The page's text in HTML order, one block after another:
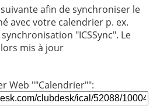
afin de synchroniser le
avec votre calendrier p. ex.
"ICSSync". Le
mis à jour
Web ""Calendrier"":